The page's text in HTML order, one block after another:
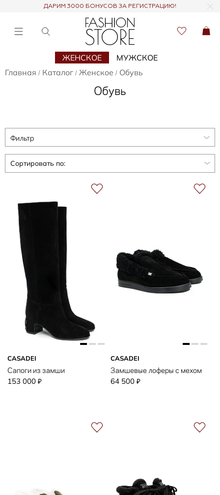
ДАРИМ 3000 БОНУСОВ ЗА РЕГИСТРАЦИЮ!
ЖЕНСКОЕ
МУЖСКОЕ
Главная / Каталог / Женское / Обувь
Обувь
Фильтр
Сортировать по:
CASADEI
Сапоги из замши
153 000 ₽
CASADEI
Замшевые лоферы с мехом
64 500 ₽